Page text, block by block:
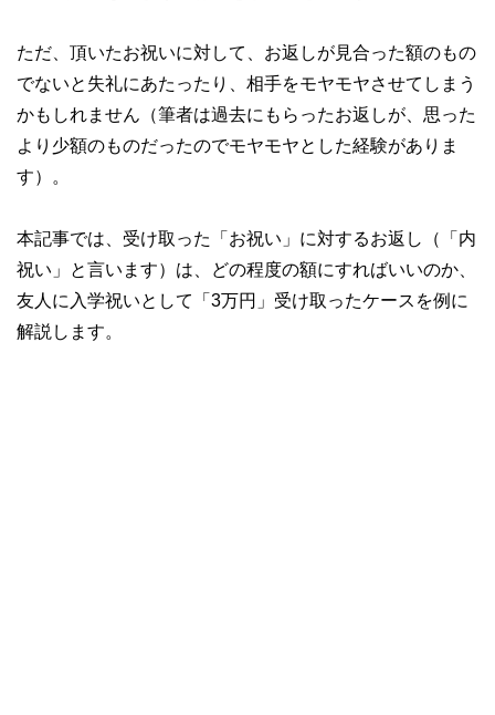
ただ、頂いたお祝いに対して、お返しが見合った額のもの
でないと失礼にあたったり、相手をモヤモヤさせてしまう
かもしれません（筆者は過去にもらったお返しが、思った
より少額のものだったのでモヤモヤとした経験がありま
す）。
本記事では、受け取った「お祝い」に対するお返し（「内
祝い」と言います）は、どの程度の額にすればいいのか、
友人に入学祝いとして「3万円」受け取ったケースを例に
解説します。